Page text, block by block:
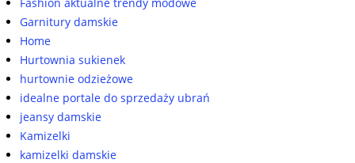
Garnitury damskie
Home
Hurtownia sukienek
hurtownie odzieżowe
idealne portale do sprzedaży ubrań
jeansy damskie
Kamizelki
kamizelki damskie